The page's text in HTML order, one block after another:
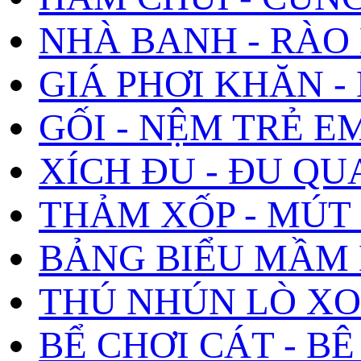
NHÀ BANH -
GIÁ PHƠI KHĂN
GỐI - NỆM TRẺ
XÍCH ĐU - ĐU
THẢM XỐP -
BẢNG BIỂU MẦM
THÚ NHÚN LÒ XO
BỂ CHƠI CÁT -